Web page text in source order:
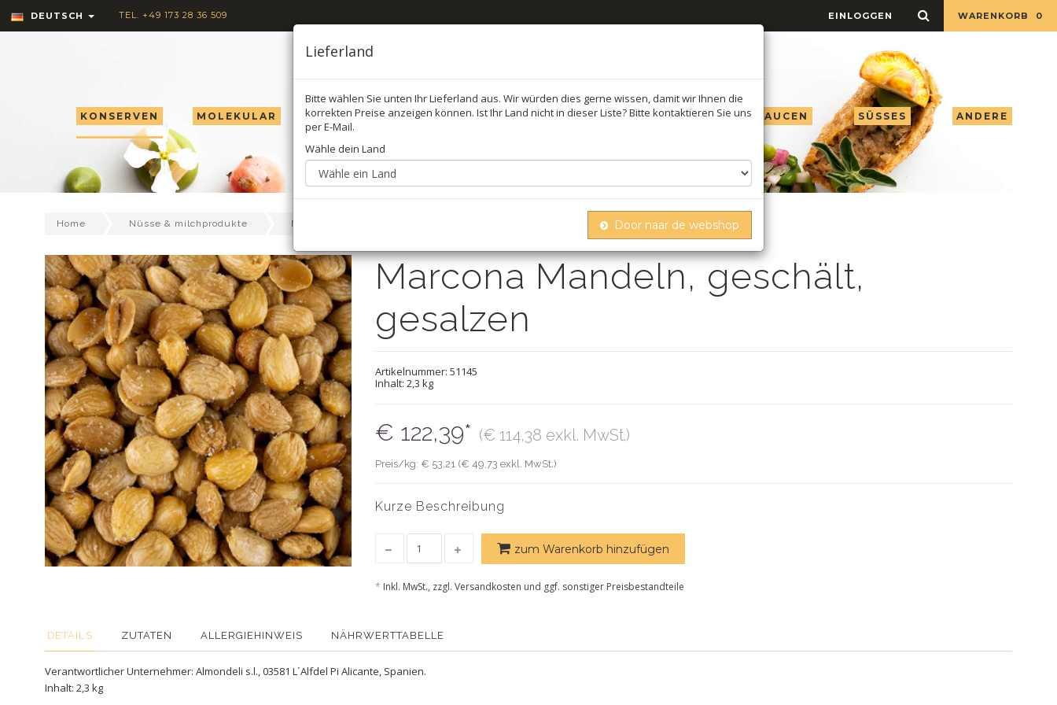
DEUTSCH TEL. +49 173 28 36 509 WARENKORB 0
EINLOGGEN
KONSERVEN MOLEKULAR TRÜFFEL ÖL, ESSIG & SAUCEN SÜSSES ANDERE
Home Nüsse & milchprodukte Nüsse & samen Marcona mandeln, geschält, gesalzen
Marcona Mandeln, geschält,
gesalzen
Artikelnummer: 51145
Inhalt: 2,3 kg
€ 122,39* (€ 114,38 exkl. MwSt.)
Preis/kg: € 53,21 (€ 49,73 exkl. MwSt.)
Kurze Beschreibung
zum Warenkorb hinzufügen
* Inkl. MwSt., zzgl. Versandkosten und ggf. sonstiger Preisbestandteile
DETAILS ZUTATEN ALLERGIEHINWEIS NÄHRWERTTABELLE
Verantwortlicher Unternehmer: Almondeli s.l., 03581 L´Alfdel Pi Alicante, Spanien.
Inhalt: 2,3 kg
Lieferland
Bitte wählen Sie unten Ihr Lieferland aus. Wir würden dies gerne wissen, damit wir Ihnen die
korrekten Preise anzeigen können. Ist Ihr Land nicht in dieser Liste? Bitte kontaktieren Sie uns
per E-Mail.
Wähle dein Land
Door naar de webshop